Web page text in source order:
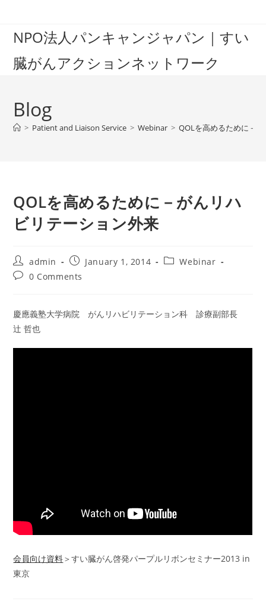
contentNPO法人パンキャンジャパン｜すい
臓がんアクションネットワーク
Blog
> Patient and Liaison Service > Webinar > QOLを高めるために－
QOLを高めるために－がんリハ
ビリテーション外来
Post
author:
admin
Post
published:
January 1, 2014
PostWebinar
Post0 Comments
慶應義塾大学病院 がんリハビリテーション科 診療副部長
辻 哲也
会員向け資料＞すい臓がん啓発パープルリボンセミナー2013 in
東京